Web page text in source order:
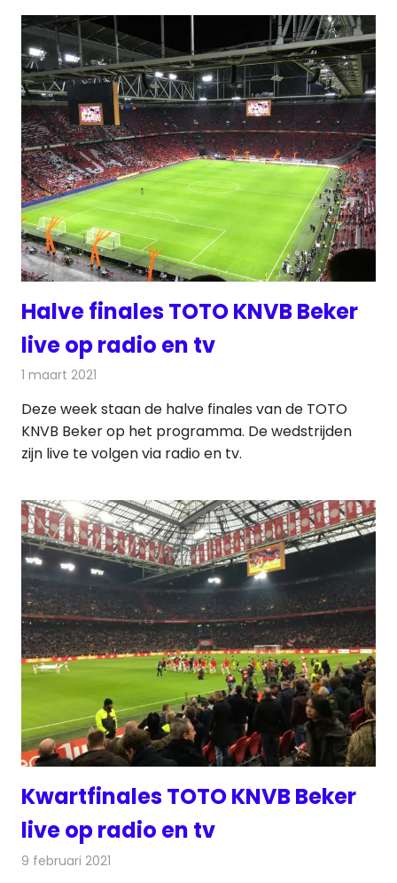
Halve finales TOTO KNVB Beker
live op radio en tv
1 maart 2021
Deze week staan de halve finales van de TOTO
KNVB Beker op het programma. De wedstrijden
zijn live te volgen via radio en tv.
Kwartfinales TOTO KNVB Beker
live op radio en tv
9 februari 2021